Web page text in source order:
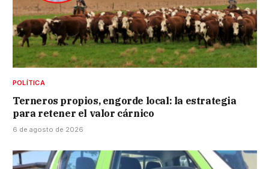
POLÍTICA
Terneros propios, engorde local: la estrategia
para retener el valor cárnico
6 de agosto de 2026